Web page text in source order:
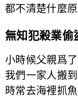
都不清楚什麼
無知犯殺業偷
小時候父親爲
我們一家人搬
時常去海裡抓